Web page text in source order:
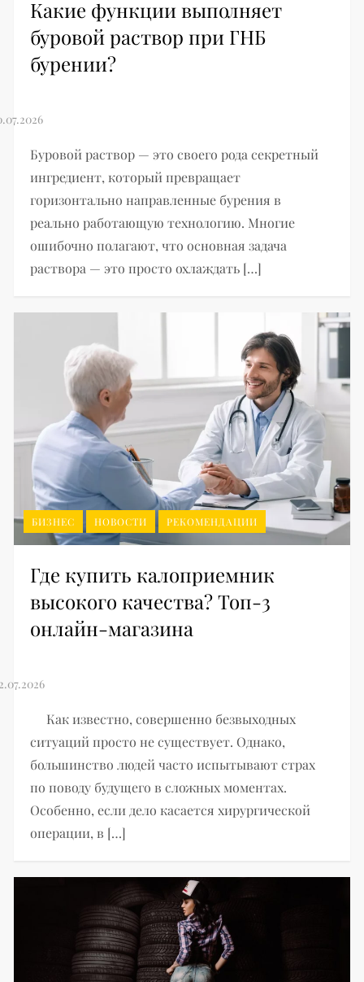
Какие функции выполняет
буровой раствор при ГНБ
бурении?
Буровой раствор — это своего рода секретный
ингредиент, который превращает
горизонтально направленные бурения в
реально работающую технологию. Многие
ошибочно полагают, что основная задача
раствора — это просто охлаждать […]
БИЗНЕС НОВОСТИ РЕКОМЕНДАЦИИ
Где купить калоприемник
высокого качества? Топ-3
онлайн-магазина
Как известно, совершенно безвыходных
ситуаций просто не существует. Однако,
большинство людей часто испытывают страх
по поводу будущего в сложных моментах.
Особенно, если дело касается хирургической
операции, в […]